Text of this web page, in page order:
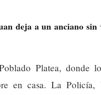
deja a un anciano
Platea, donde
en casa. La Policía,